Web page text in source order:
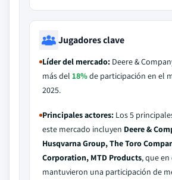
Jugadores clave
Líder del mercado: Deere &
más del 18%de participación en el
2025.
Principales actores: Los 5
este mercado incluyen Deere &
Husqvarna Group, The Toro
Corporation, MTD Products, que
mantuvieron una participación de